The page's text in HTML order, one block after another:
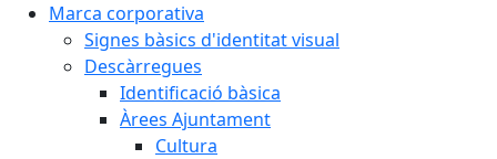
Marca corporativa
Signes bàsics d'identitat visual
Descàrregues
Identificació bàsica
Àrees Ajuntament
Cultura